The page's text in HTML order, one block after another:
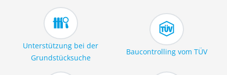
Unterstützung bei der
Grundstücksuche
Baucontrolling vom TÜV